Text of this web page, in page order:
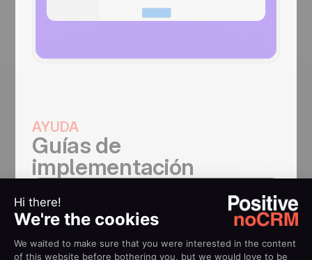
AYUDA
Guías de
implementación
Cómo usar Zapier con
noCRM
Conéctate a miles de aplicaciones como
MailChimp, Wufoo, Trello o Slack a través